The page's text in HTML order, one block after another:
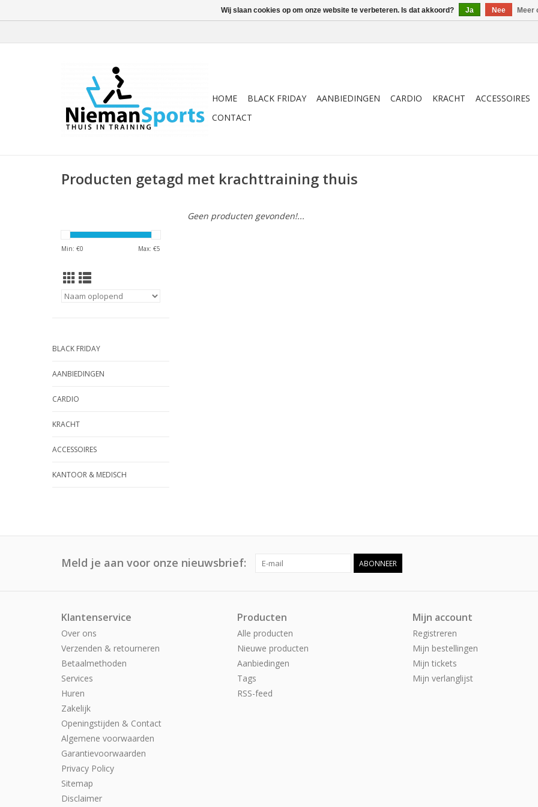
HOME BLACK FRIDAY AANBIEDINGEN CARDIO KRACHT
ACCESSOIRES
CONTACT
Producten getagd met krachttraining thuis
Min: €0 Max: €5
BLACK FRIDAY
AANBIEDINGEN
CARDIO
KRACHT
ACCESSOIRES
KANTOOR & MEDISCH
Geen producten gevonden!...
Meld je aan voor onze nieuwsbrief: ABONNEER
Klantenservice
Over ons
Verzenden & retourneren
Betaalmethoden
Services
Huren
Zakelijk
Openingstijden & Contact
Algemene voorwaarden
Garantievoorwaarden
Privacy Policy
Sitemap
Disclaimer
Producten
Alle producten
Nieuwe producten
Aanbiedingen
Tags
RSS-feed
Mijn account
Registreren
Mijn bestellingen
Mijn tickets
Mijn verlanglijst
Wij slaan cookies op om onze website te verbeteren. Is dat akkoord? Ja Nee Meer